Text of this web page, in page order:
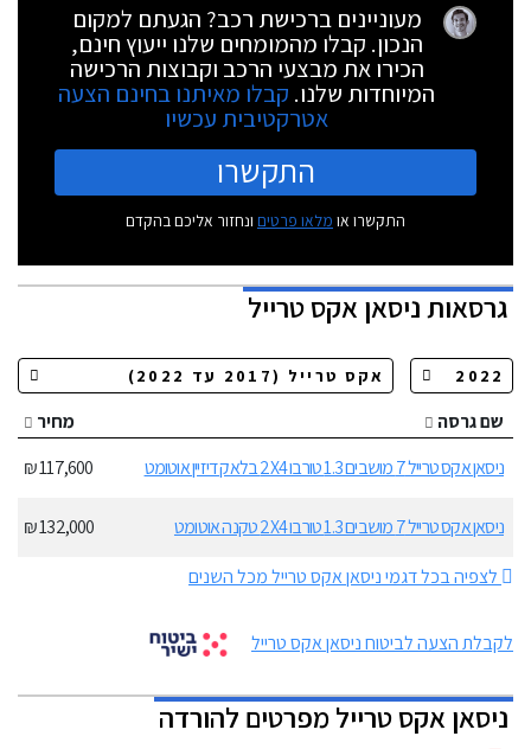
מעוניינים ברכישת רכב? הגעתם למקום
הנכון. קבלו מהמומחים שלנו ייעוץ חינם,
הכירו את מבצעי הרכב וקבוצות הרכישה
המיוחדות שלנו. קבלו מאיתנו בחינם הצעה
אטרקטיבית עכשיו
התקשרו
התקשרו או מלאו פרטים ונחזור אליכם בהקדם
גרסאותניסאן אקס טרייל
שם גרסה
מחיר
ניסאן אקס טרייל 7 מושבים 1.3 טורבו 2X4 בלאק דיזיין אוטומט
117,600 ₪
ניסאן אקס טרייל 7 מושבים 1.3 טורבו 2X4 טקנה אוטומט
132,000 ₪
לצפיה בכל דגמי ניסאן אקס טרייל מכל השנים
לקבלת הצעה לביטוח ניסאן אקס טרייל
ניסאן אקס טרייל מפרטים להורדה